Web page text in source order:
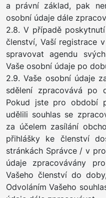
a právní základ, pak
osobní údaje dále
2.8. V případě
členství, Vaší registrace
spravovat agendu
Vaše osobní údaje po
2.9. Vaše osobní údaje
sdělení zpracovává po
Pokud jste pro období
udělili souhlas se
za účelem zasílání
přihlášky ke členství
stránkách Správce / v
údaje zpracovávány
Vašeho členství do
Odvoláním Vašeho